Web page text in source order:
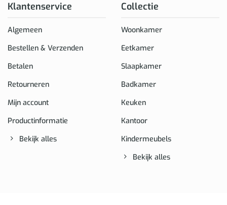
Klantenservice
Algemeen
Bestellen & Verzenden
Betalen
Retourneren
Mijn account
Productinformatie
Bekijk alles
Collectie
Woonkamer
Eetkamer
Slaapkamer
Badkamer
Keuken
Kantoor
Kindermeubels
Bekijk alles